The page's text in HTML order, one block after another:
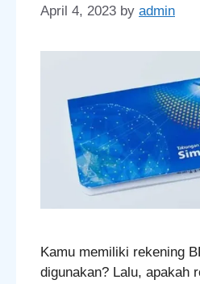
April 4, 2023 by admin
Kamu memiliki rekening
digunakan? Lalu, apakah